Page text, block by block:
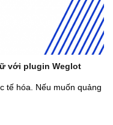
với plugin Weglot
tế hóa. Nếu muốn quảng